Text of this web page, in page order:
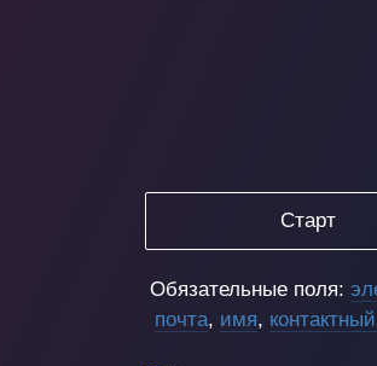
Старт
Обязательные поля:
почта, имя,